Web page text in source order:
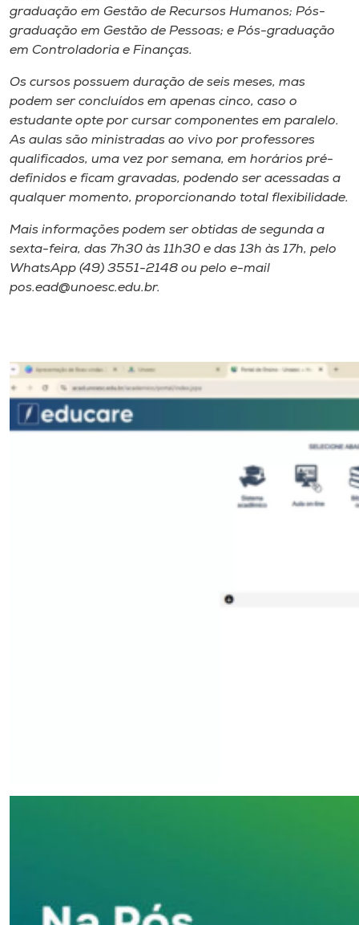
graduação em Gestão de Recursos Humanos; Pós-
graduação em Gestão de Pessoas; e Pós-graduação
em Controladoria e Finanças.
Os cursos possuem duração de seis meses, mas
podem ser concluídos em apenas cinco, caso o
estudante opte por cursar componentes em paralelo.
As aulas são ministradas ao vivo por professores
qualificados, uma vez por semana, em horários pré-
definidos e ficam gravadas, podendo ser acessadas a
qualquer momento, proporcionando total flexibilidade.
Mais informações podem ser obtidas de segunda a
sexta-feira, das 7h30 às 11h30 e das 13h às 17h, pelo
WhatsApp (49) 3551-2148 ou pelo e-mail
pos.ead@unoesc.edu.br.